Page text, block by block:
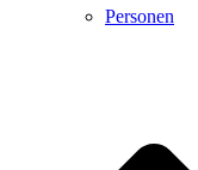
Personen